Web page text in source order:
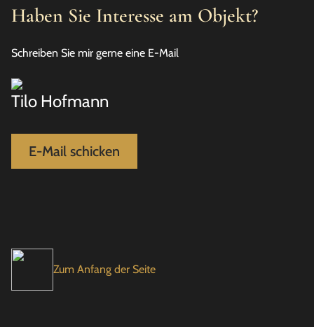
Haben Sie Interesse am Objekt?
Schreiben Sie mir gerne eine E-Mail
Tilo Hofmann
E-Mail schicken
Zum Anfang der Seite